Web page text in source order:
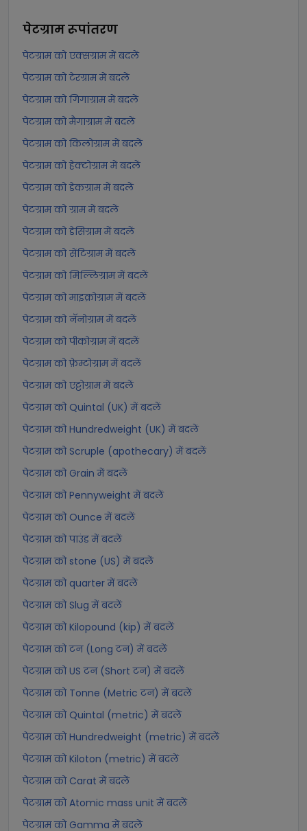
पेटग्रामरूपांतरण
पेटग्राम को एक्सग्राम में बदलें
पेटग्राम को टेरग्राम में बदलें
पेटग्राम को गिगाग्राम में बदलें
पेटग्राम को मैगाग्राम में बदलें
पेटग्राम को किलोग्राम में बदलें
पेटग्राम को हेक्टोग्राम में बदलें
पेटग्राम को डेकग्राम में बदलें
पेटग्राम को ग्राम में बदलें
पेटग्राम को डेसिग्राम में बदलें
पेटग्राम को सेंटिग्राम में बदलें
पेटग्राम को मिल्लिग्राम में बदलें
पेटग्राम को माइक्रोग्राम में बदलें
पेटग्राम को नॅनोग्राम में बदलें
पेटग्राम को पीकोग्राम में बदलें
पेटग्राम को फ़ेम्टोग्राम में बदलें
पेटग्राम को एट्टोग्राम में बदलें
पेटग्राम को Quintal (UK) में बदलें
पेटग्राम को Hundredweight (UK) में बदलें
पेटग्राम को Scruple (apothecary) में बदलें
पेटग्राम को Grain में बदलें
पेटग्राम को Pennyweight में बदलें
पेटग्राम को Ounce में बदलें
पेटग्राम को पाउंड में बदलें
पेटग्राम को stone (US) में बदलें
पेटग्राम को quarter में बदलें
पेटग्राम को Slug में बदलें
पेटग्राम को Kilopound (kip) में बदलें
पेटग्राम को टन (Long टन) में बदलें
पेटग्राम को US टन (Short टन) में बदलें
पेटग्राम को Tonne (Metric टन) में बदलें
पेटग्राम को Quintal (metric) में बदलें
पेटग्राम को Hundredweight (metric) में बदलें
पेटग्राम को Kiloton (metric) में बदलें
पेटग्राम को Carat में बदलें
पेटग्राम को Atomic mass unit में बदलें
पेटग्राम को Gamma में बदलें